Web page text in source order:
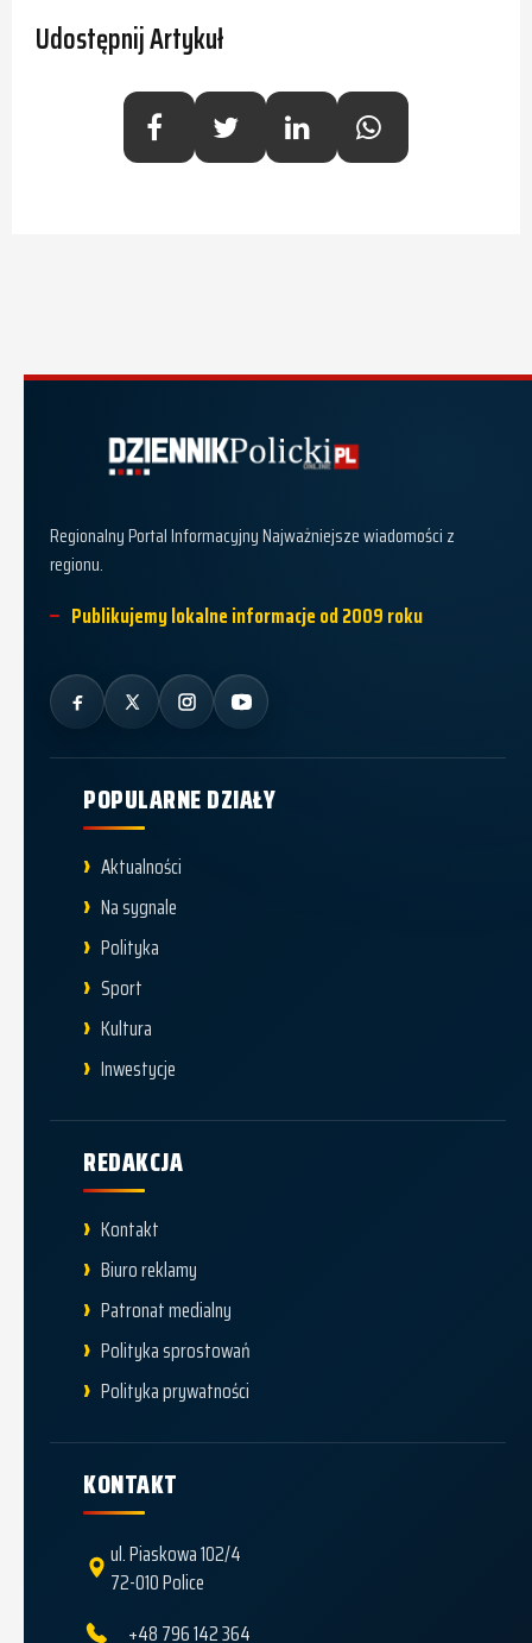
Udostępnij Artykuł
Regionalny Portal Informacyjny Najważniejsze wiadomości z
regionu.
Publikujemy lokalne informacje od 2009 roku
POPULARNE DZIAŁY
Aktualności
Na sygnale
Polityka
Sport
Kultura
Inwestycje
REDAKCJA
Kontakt
Biuro reklamy
Patronat medialny
Polityka sprostowań
Polityka prywatności
KONTAKT
ul. Piaskowa 102/4
72-010 Police
+48 796 142 364